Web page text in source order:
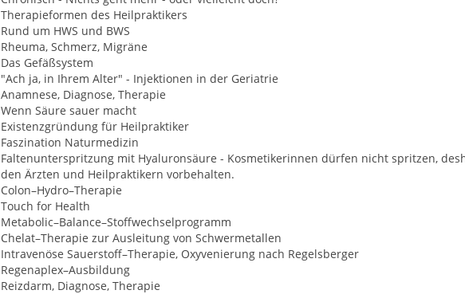
Therapieformen des Heilpraktikers
Rund um HWS und BWS
Rheuma, Schmerz, Migräne
Das Gefäßsystem
"Ach ja, in Ihrem Alter" - Injektionen in der Geriatrie
Anamnese, Diagnose, Therapie
Wenn Säure sauer macht
Existenzgründung für Heilpraktiker
Faszination Naturmedizin
Faltenunterspritzung mit Hyaluronsäure - Kosmetikerinnen dürfen nicht spritzen,
den Ärzten und Heilpraktikern vorbehalten.
Colon–Hydro–Therapie
Touch for Health
Metabolic–Balance–Stoffwechselprogramm
Chelat–Therapie zur Ausleitung von Schwermetallen
Intravenöse Sauerstoff–Therapie, Oxyvenierung nach Regelsberger
Regenaplex–Ausbildung
Reizdarm, Diagnose, Therapie